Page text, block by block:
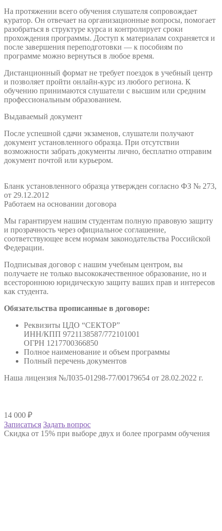
На протяжении всего обучения слушателя сопровождает
куратор. Он отвечает на организационные вопросы, помогает
разобраться в структуре курса и контролирует сроки
прохождения программы. Доступ к материалам сохраняется и
после завершения переподготовки — к пособиям по
программе можно вернуться в любое время.
Дистанционный формат не требует поездок в учебный центр
и позволяет пройти онлайн-курс из любого региона. К
обучению принимаются слушатели с высшим или средним
профессиональным образованием.
Выдаваемый документ
После успешной сдачи экзаменов, слушатели получают
документ установленного образца. При отсутствии
возможности забрать документы лично, бесплатно отправим
документ почтой или курьером.
Бланк установленного образца утвержден согласно ФЗ № 273,
от 29.12.2012
Работаем на основании договора
Мы гарантируем нашим студентам полную правовую защиту
и прозрачность через официальное соглашение,
соответствующее всем нормам законодательства Российской
Федерации.
Подписывая договор с нашим учебным центром, вы
получаете не только высококачественное образование, но и
всестороннюю юридическую защиту ваших прав и интересов
как студента.
Обязательства прописанные в договоре:
Реквизиты ЦДО “СЕКТОР”
ИНН/КПП 9721138587/772101001
ОГРН 1217700366850
Полное наименование и объем программы
Полный перечень документов
Наша лицензия №Л035-01298-77/00179654 от 28.02.2022 г.
14 000 ₽
Записаться Задать вопрос
Скидка от 15% при выборе двух и более программ обучения